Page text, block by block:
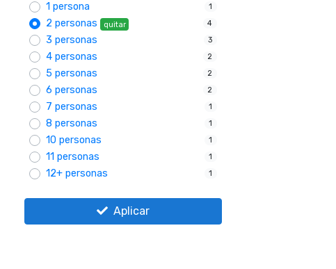
1 persona 1
2 personas quitar 4
3 personas 3
4 personas 2
5 personas 2
6 personas 2
7 personas 1
8 personas 1
10 personas 1
11 personas 1
12+ personas 1
Aplicar